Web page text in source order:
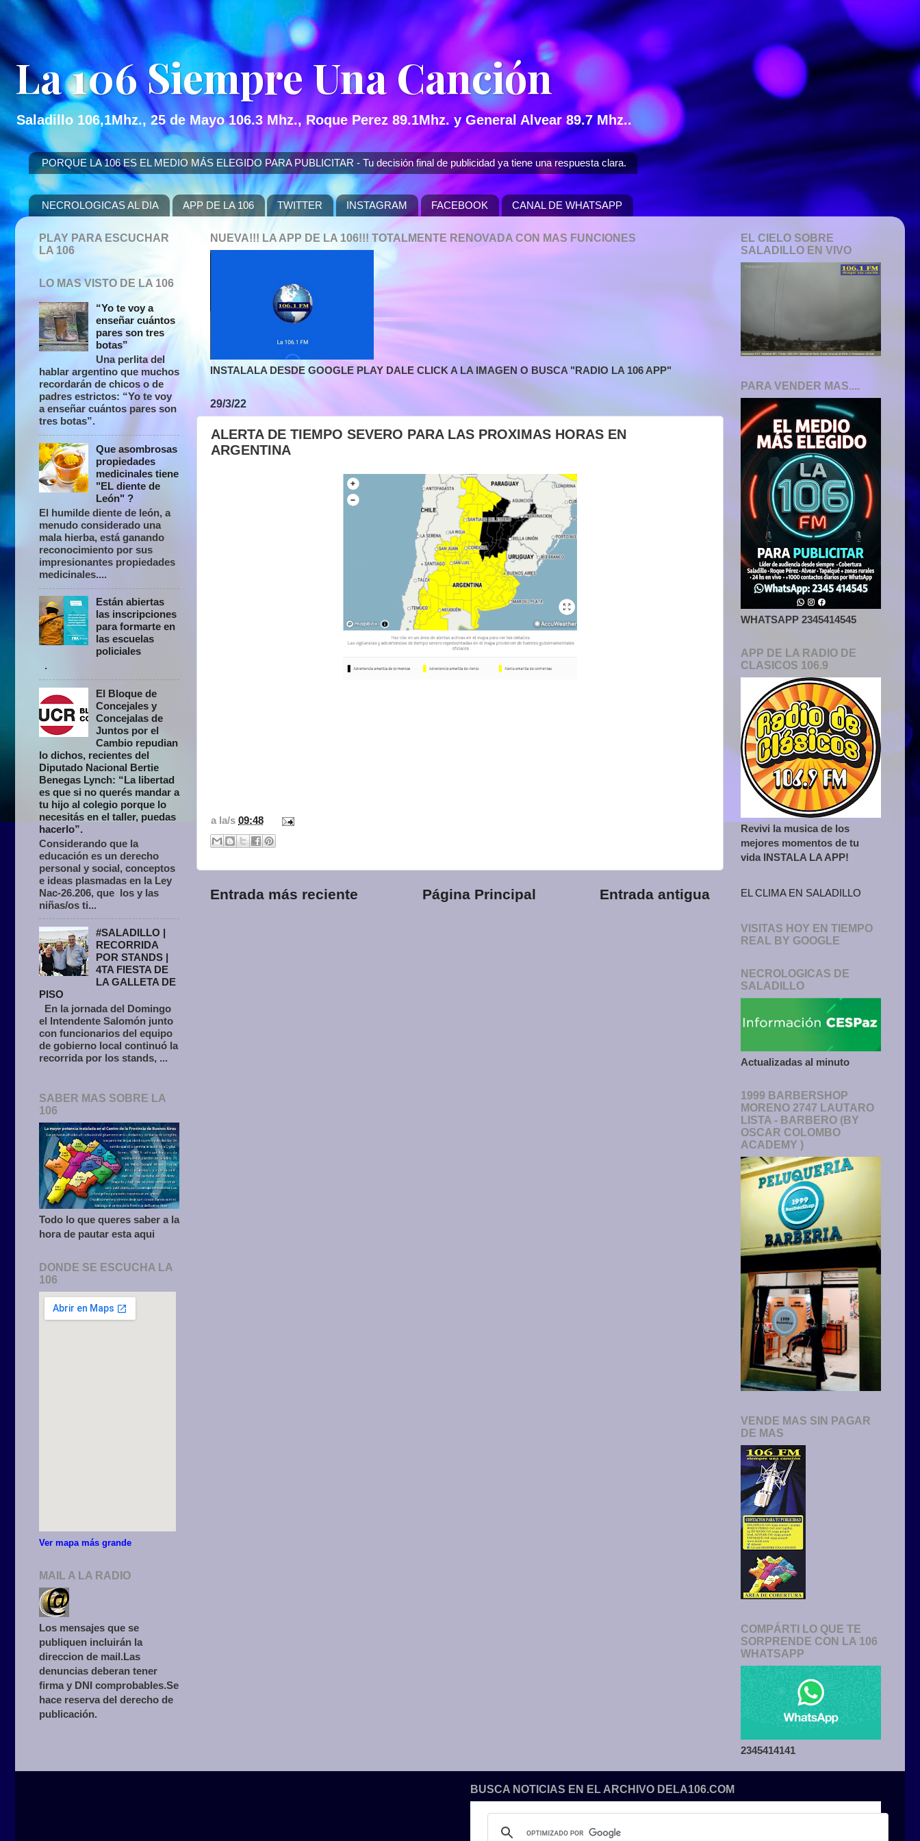
La 106 Siempre Una Canción
Saladillo 106,1Mhz., 25 de Mayo 106.3 Mhz., Roque Perez 89.1Mhz. y General Alvear 89.7 Mhz..
PORQUE LA 106 ES EL MEDIO MÁS ELEGIDO PARA PUBLICITAR - Tu decisión final de publicidad ya tiene una respuesta clara.
NECROLOGICAS AL DIA APP DE LA 106 TWITTER INSTAGRAM FACEBOOK CANAL DE WHATSAPP
NUEVA!!! LA APP DE LA 106!!! TOTALMENTE RENOVADA CON MAS FUNCIONES
INSTALALA DESDE GOOGLE PLAY DALE CLICK A LA IMAGEN O BUSCA "RADIO LA 106 APP"
29/3/22
ALERTA DE TIEMPO SEVERO PARA LAS PROXIMAS HORAS EN
ARGENTINA
a la/s 09:48
Entrada más reciente Entrada antigua
Página Principal
PLAY PARA ESCUCHAR
LA 106
LO MAS VISTO DE LA 106
“Yo te voy a
enseñar cuántos
pares son tres
botas”
Una perlita del
hablar argentino que muchos
recordarán de chicos o de
padres estrictos: “Yo te voy
a enseñar cuántos pares son
tres botas”.
Que asombrosas
propiedades
medicinales tiene
"EL diente de
León" ?
El humilde diente de león, a
menudo considerado una
mala hierba, está ganando
reconocimiento por sus
impresionantes propiedades
medicinales....
Están abiertas
las inscripciones
para formarte en
las escuelas
policiales
.
El Bloque de
Concejales y
Concejalas de
Juntos por el
Cambio repudian
lo dichos, recientes del
Diputado Nacional Bertie
Benegas Lynch: “La libertad
es que si no querés mandar a
tu hijo al colegio porque lo
necesitás en el taller, puedas
hacerlo”.
Considerando que la
educación es un derecho
personal y social, conceptos
e ideas plasmadas en la Ley
Nac-26.206, que los y las
niñas/os ti...
#SALADILLO |
RECORRIDA
POR STANDS |
4TA FIESTA DE
LA GALLETA DE
PISO
En la jornada del Domingo
el Intendente Salomón junto
con funcionarios del equipo
de gobierno local continuó la
recorrida por los stands, ...
SABER MAS SOBRE LA
106
Todo lo que queres saber a la
hora de pautar esta aqui
DONDE SE ESCUCHA LA
106
Ver mapa más grande
MAIL A LA RADIO
Los mensajes que se
publiquen incluirán la
direccion de mail.Las
denuncias deberan tener
firma y DNI comprobables.Se
hace reserva del derecho de
publicación.
EL CIELO SOBRE
SALADILLO EN VIVO
PARA VENDER MAS....
WHATSAPP 2345414545
APP DE LA RADIO DE
CLASICOS 106.9
Revivi la musica de los
mejores momentos de tu
vida INSTALA LA APP!
EL CLIMA EN SALADILLO
VISITAS HOY EN TIEMPO
REAL BY GOOGLE
NECROLOGICAS DE
SALADILLO
Actualizadas al minuto
1999 BARBERSHOP
MORENO 2747 LAUTARO
LISTA - BARBERO (BY
OSCAR COLOMBO
ACADEMY )
VENDE MAS SIN PAGAR
DE MAS
COMPÁRTI LO QUE TE
SORPRENDE CON LA 106
WHATSAPP
2345414141
BUSCA NOTICIAS EN EL ARCHIVO DELA106.COM